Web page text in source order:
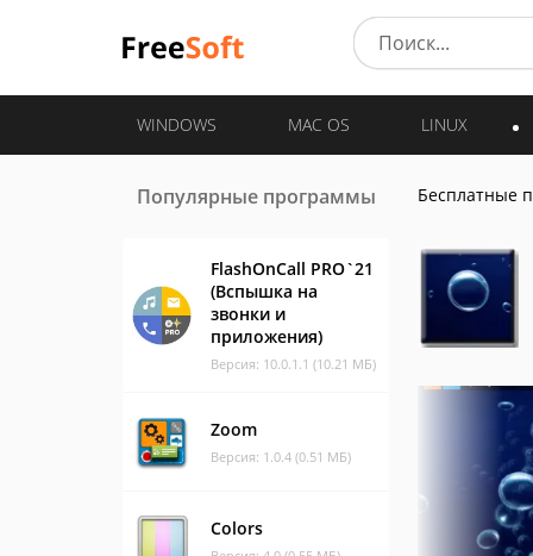
WINDOWS MAC OS LINUX
Популярные программы
FlashOnCall PRO`21
(Вспышка на
звонки и
приложения)
Версия: 10.0.1.1 (10.21 МБ)
Zoom
Версия: 1.0.4 (0.51 МБ)
Colors
Бесплатные